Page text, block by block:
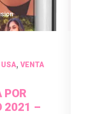
USA, VENTA
POR
2021 –